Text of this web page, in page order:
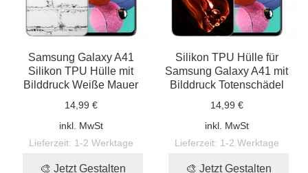
Samsung Galaxy A41
Silikon TPU Hülle mit
Bilddruck Weiße Mauer
14,99 €
inkl. MwSt
Lieferzeit: 1-2 Werktage
🎨 Jetzt Gestalten
Silikon TPU Hülle für
Samsung Galaxy A41 mit
Bilddruck Totenschädel
14,99 €
inkl. MwSt
Lieferzeit: 1-2 Werktage
🎨 Jetzt Gestalten